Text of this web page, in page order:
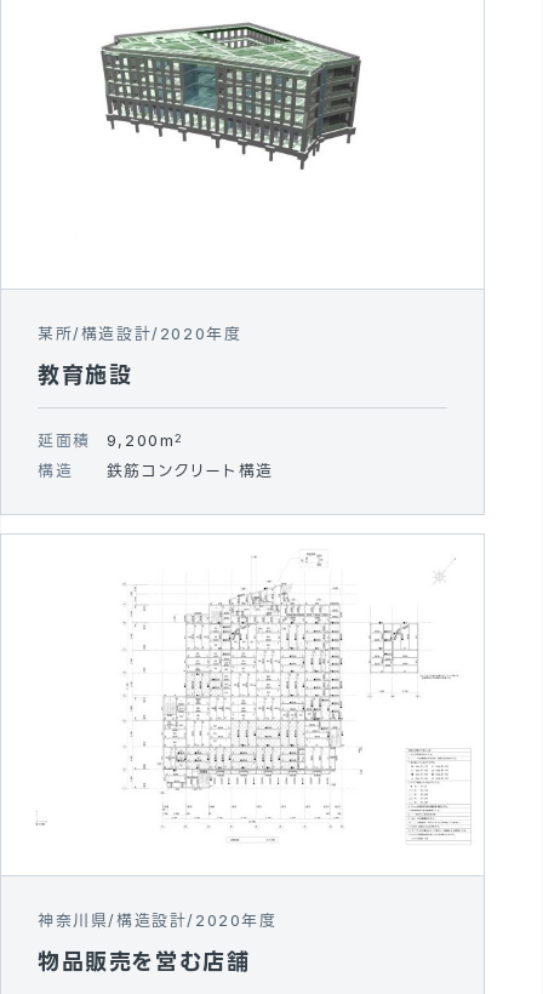
某所 構造設計 2020年度
教育施設
延面積 9,200m2
構造 鉄筋コンクリート構造
神奈川県 構造設計 2020年度
物品販売を営む店舗